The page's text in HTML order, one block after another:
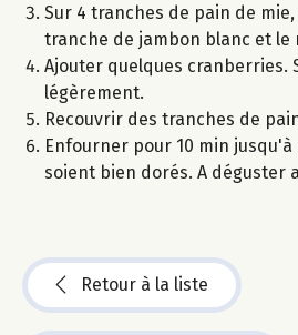
Sur 4 tranches de pain de
tranche de jambon blanc et
Ajouter quelques cranberries.
légèrement.
Recouvrir des tranches de
Enfourner pour 10 min jusqu'à
soient bien dorés. A déguster
Retour à la liste